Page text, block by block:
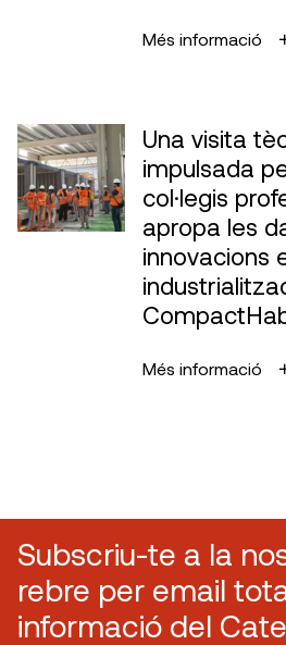
Més informació
Una visita
impulsada
col·legis
apropa les
innovacions
Més informació
Subscriu-te a la
rebre per email
informació del